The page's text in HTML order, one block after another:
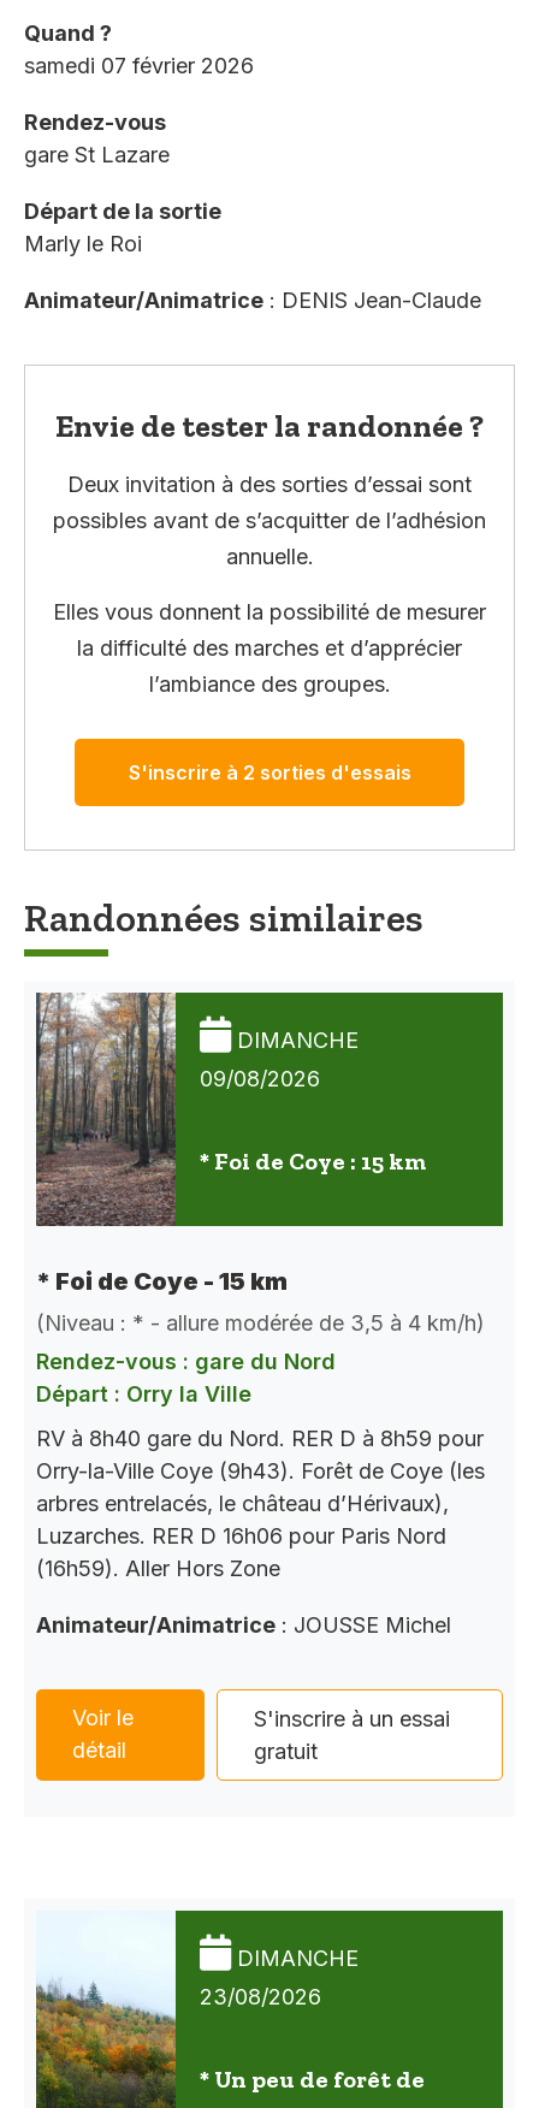
Quand ?
samedi 07 février 2026
Rendez-vous
gare St Lazare
Départ de la sortie
Marly le Roi
Animateur/Animatrice : DENIS Jean-Claude
Envie de tester la randonnée ?
Deux invitation à des sorties d’essai sont
possibles avant de s’acquitter de l’adhésion
annuelle.
Elles vous donnent la possibilité de mesurer
la difficulté des marches et d’apprécier
l’ambiance des groupes.
S'inscrire à 2 sorties d'essais
Randonnées similaires
DIMANCHE
09/08/2026
* Foi de Coye : 15 km
* Foi de Coye - 15 km
(Niveau : * - allure modérée de 3,5 à 4 km/h)
Rendez-vous : gare du Nord
Départ : Orry la Ville
RV à 8h40 gare du Nord. RER D à 8h59 pour
Orry-la-Ville Coye (9h43). Forêt de Coye (les
arbres entrelacés, le château d’Hérivaux),
Luzarches. RER D 16h06 pour Paris Nord
(16h59). Aller Hors Zone
Animateur/Animatrice : JOUSSE Michel
Voir le
détail
S'inscrire à un essai
gratuit
DIMANCHE
23/08/2026
* Un peu de forêt de